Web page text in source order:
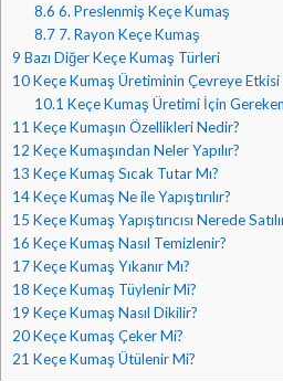
8.6 6. Preslenmiş Keçe Kumaş
8.77. Rayon Keçe Kumaş
9 Bazı Diğer Keçe Kumaş Türleri
10Keçe Kumaş Üretiminin Çevreye Etkisi
10.1 Keçe Kumaş Üretimi İçin
11 Keçe Kumaşın Özellikleri Nedir?
12 Keçe Kumaşından Neler Yapılır?
13 Keçe Kumaş Sıcak Tutar Mı?
14Keçe Kumaş Ne ile Yapıştırılır?
15 Keçe Kumaş Yapıştırıcısı Nerede
16 Keçe Kumaş Nasıl Temizlenir?
17Keçe Kumaş Yıkanır Mı?
18 Keçe Kumaş Tüylenir Mi?
19 Keçe Kumaş Nasıl Dikilir?
20Keçe Kumaş Çeker Mi?
21 Keçe Kumaş Ütülenir Mi?